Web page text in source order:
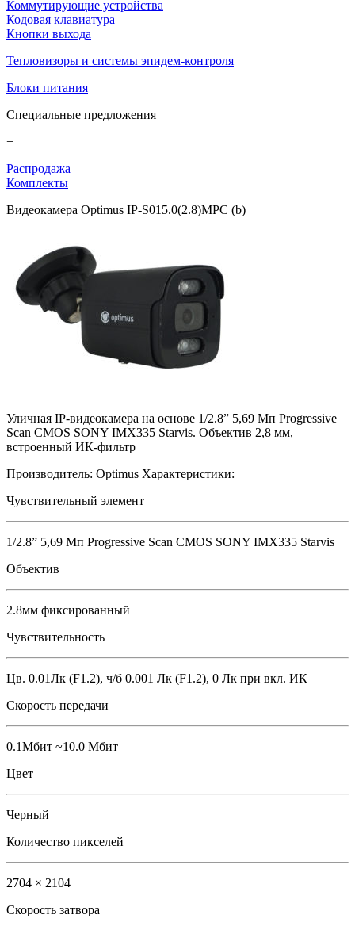
Коммутирующие устройства
Кодовая клавиатура
Кнопки выхода
Тепловизоры и системы эпидем-контроля
Блоки питания
Специальные предложения
+
Распродажа
Комплекты
Видеокамера Optimus IP-S015.0(2.8)MPC (b)
Уличная IP-видеокамера на основе 1/2.8” 5,69 Мп Progressive
Scan CMOS SONY IMX335 Starvis. Объектив 2,8 мм,
встроенный ИК-фильтр
Производитель: Optimus Характеристики:
Чувствительный элемент
1/2.8” 5,69 Мп Progressive Scan CMOS SONY IMX335 Starvis
Объектив
2.8мм фиксированный
Чувствительность
Цв. 0.01Лк (F1.2), ч/б 0.001 Лк (F1.2), 0 Лк при вкл. ИК
Скорость передачи
0.1Мбит ~10.0 Мбит
Цвет
Черный
Количество пикселей
2704 × 2104
Скорость затвора